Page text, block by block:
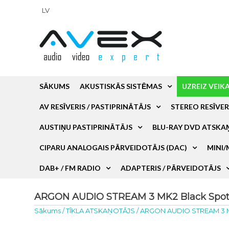
LV
SĀKUMS AKUSTISKĀS SISTĒMAS UZREIZ
AV RESĪVERIS / PASTIPRINĀTĀJS STEREO
AUSTIŅU PASTIPRINĀTĀJS BLU-RAY DVD
CIPARU ANALOGAIS PĀRVEIDOTĀJS (DAC) MINI/
DAB+ / FM RADIO ADAPTERIS / PĀRVEIDOTĀJS
ARGON AUDIO STREAM 3 MK2 Black
Sākums/TĪKLA ATSKAŅOTĀJS /ARGON AUDIO STREAM